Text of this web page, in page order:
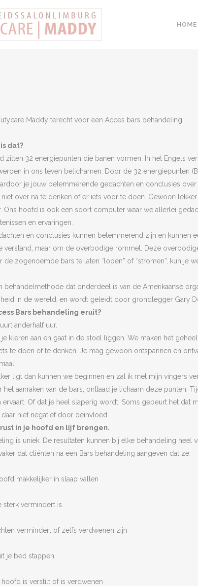
HOME
Maddy terecht voor een Acces bars behandeling.
dat?
zitten 32 energiepunten die banen vormen. In het Engels
in ons leven belichamen. Door de 32 energiepunten
je jouw belemmerende gedachten en conclusies over
niet over na te denken of er iets voor te doen. Gewoon
Ons hoofd is ook een soort computer waar we allerlei
en ervaringen.
en conclusies kunnen belemmerend zijn en
verstand, maar om de overbodige rommel. Deze
de zogenoemde bars te laten “lopen” of “stromen”, kun je
behandelmethode dat onderdeel is van de Amerikaanse
in de wereld, en wordt geleidt door grondlegger Gary
Bars behandeling eruit?
anderhalf uur.
kleren aan en gaat in de stoel liggen. We maken het
te doen of te denken. Je mag gewoon ontspannen en
ligt dan kunnen we beginnen en zal ik met mijn vingers
aanraken van de bars, ontlaad je lichaam deze punten.
ervaart. Of dat je heel slaperig wordt. Soms gebeurt het
niet negatief door beïnvloed.
rust in je hoofd en lijf brengen.
is uniek. De resultaten kunnen bij elke behandeling heel
dat cliënten na een Bars behandeling aangeven dat ze:
makkelijker in slaap vallen
sterk vermindert is
vermindert of zelfs verdwenen zijn
je bed stappen
hoofd is verstilt of is verdwenen